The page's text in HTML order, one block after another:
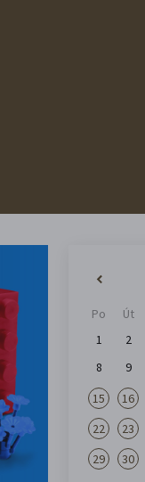
Po Út
1
2
8
9
15
16
22
23
29
30